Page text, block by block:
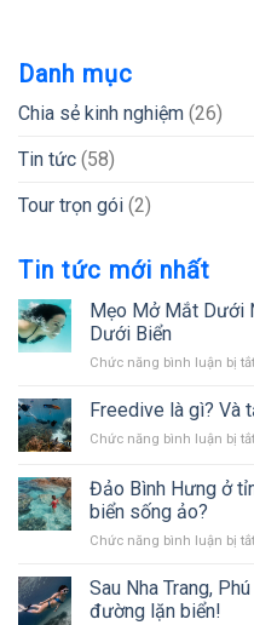
Danh mục
Chia sẻ kinh nghiệm (26)
Tin tức (58)
Tour trọn gói (2)
Tin tức mới nhất
Mẹo Mở Mắt Dưới
Dưới Biển
Chức năng bình luận bị tắt
Freedive là gì? Và
Chức năng bình luận bị tắt
Đảo Bình Hưng ở
biển sống ảo?
Chức năng bình luận bị tắt
Sau Nha Trang,
đường lặn biển!